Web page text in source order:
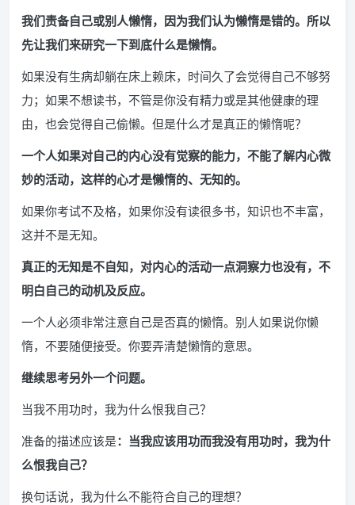
我们责备自己或别人懒惰，因为我们认为懒惰是错的。所以
先让我们来研究一下到底什么是懒惰。
如果没有生病却躺在床上赖床，时间久了会觉得自己不够努
力；如果不想读书，不管是你没有精力或是其他健康的理
由，也会觉得自己偷懒。但是什么才是真正的懒惰呢？
一个人如果对自己的内心没有觉察的能力，不能了解内心微
妙的活动，这样的心才是懒惰的、无知的。
如果你考试不及格，如果你没有读很多书，知识也不丰富，
这并不是无知。
真正的无知是不自知，对内心的活动一点洞察力也没有，不
明白自己的动机及反应。
一个人必须非常注意自己是否真的懒惰。别人如果说你懒
惰，不要随便接受。你要弄清楚懒惰的意思。
继续思考另外一个问题。
当我不用功时，我为什么恨我自己？
准备的描述应该是：当我应该用功而我没有用功时，我为什
么恨我自己？
换句话说，我为什么不能符合自己的理想？